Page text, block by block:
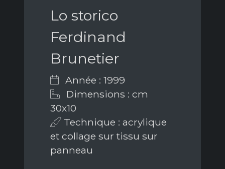
Lo storico
Ferdinand
Brunetier
Année : 1999
Dimensions : cm
30x10
Technique : acrylique
et collage sur tissu sur
panneau